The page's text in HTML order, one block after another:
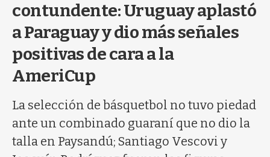
�
contundente: Uruguay aplastó
a Paraguay y dio más señales
positivas de cara a la
AmeriCup
La selección de básquetbol no tuvo piedad
ante un combinado guaraní que no dio la
talla en Paysandú; Santiago Vescovi y